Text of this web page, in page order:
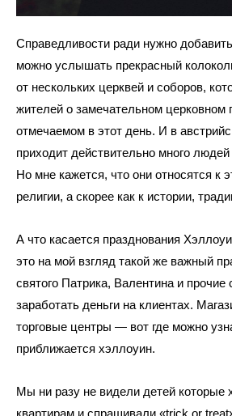
Справедливости ради нужно
можно услышать прекрасный
от нескольких церквей и соборов,
жителей о замечательном церковном
отмечаемом в этот день. И в
приходит действительно много
Но мне кажется, что они относятся к
религии, а скорее как к истории,
А что касается празднования
это на мой взгляд такой же важный
святого Патрика, Валентина и прочие
заработать деньги на клиентах.
торговые центры — вот где можно
приближается хэллоуин.
Мы ни разу не видели детей которые